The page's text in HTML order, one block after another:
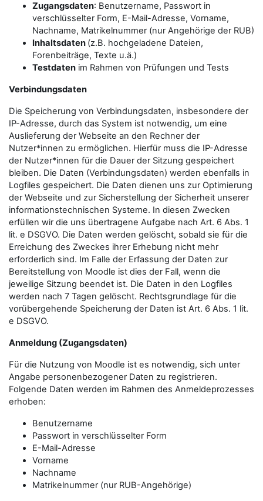
Zugangsdaten: Benutzername, Passwort in
verschlüsselter Form, E-Mail-Adresse, Vorname,
Nachname, Matrikelnummer (nur Angehörige der RUB)
Inhaltsdaten (z.B. hochgeladene Dateien,
Forenbeiträge, Texte u.ä.)
Testdaten im Rahmen von Prüfungen und Tests
Verbindungsdaten
Die Speicherung von Verbindungsdaten, insbesondere der
IP-Adresse, durch das System ist notwendig, um eine
Auslieferung der Webseite an den Rechner der
Nutzer*innen zu ermöglichen. Hierfür muss die IP-Adresse
der Nutzer*innen für die Dauer der Sitzung gespeichert
bleiben. Die Daten (Verbindungsdaten) werden ebenfalls in
Logfiles gespeichert. Die Daten dienen uns zur Optimierung
der Webseite und zur Sicherstellung der Sicherheit unserer
informationstechnischen Systeme. In diesen Zwecken
erfüllen wir die uns übertragene Aufgabe nach Art. 6 Abs. 1
lit. e DSGVO. Die Daten werden gelöscht, sobald sie für die
Erreichung des Zweckes ihrer Erhebung nicht mehr
erforderlich sind. Im Falle der Erfassung der Daten zur
Bereitstellung von Moodle ist dies der Fall, wenn die
jeweilige Sitzung beendet ist. Die Daten in den Logfiles
werden nach 7 Tagen gelöscht. Rechtsgrundlage für die
vorübergehende Speicherung der Daten ist Art. 6 Abs. 1 lit.
e DSGVO.
Anmeldung (Zugangsdaten)
Für die Nutzung von Moodle ist es notwendig, sich unter
Angabe personenbezogener Daten zu registrieren.
Folgende Daten werden im Rahmen des Anmeldeprozesses
erhoben:
Benutzername
Passwort in verschlüsselter Form
E-Mail-Adresse
Vorname
Nachname
Matrikelnummer (nur RUB-Angehörige)